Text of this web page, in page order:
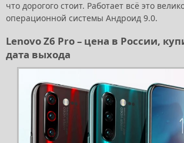
что дорогого стоит. Работает всё это
операционной системы Андроид 9.0.
Lenovo Z6 Pro – цена в России,
дата выхода